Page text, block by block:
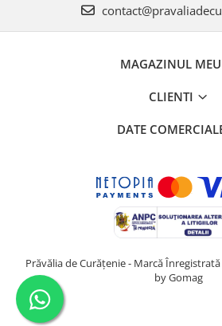
MAGAZINUL MEU
CLIENTI
DATE
Prăvălia de Curățenie - Marcă Înregistrată
by Gomag